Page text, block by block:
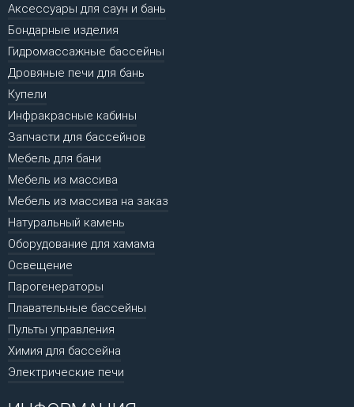
Аксессуары для саун и бань
Бондарные изделия
Гидромассажные бассейны
Дровяные печи для бань
Купели
Инфракрасные кабины
Запчасти для бассейнов
Мебель для бани
Мебель из массива
Мебель из массива на заказ
Натуральный камень
Оборудование для хамама
Освещение
Парогенераторы
Плавательные бассейны
Пульты управления
Химия для бассейна
Электрические печи